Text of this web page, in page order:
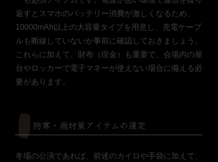
返すとスマホのバッテリー消費が激しくなるため、
10000mAh以上の大容量タイプを用意し、充電ケーブ
ルも断線していないか事前に確認しておきましょう。
これらに加えて、財布（現金）も重要で、会場内の屋
台やロッカーで電子マネーが使えない場合に備える必
要があります。
防寒・雨対策アイテムの選定
冬場の公演であれば、前述のカイロや手袋に加えて、